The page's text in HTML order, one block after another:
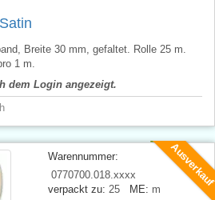
Breite 30 mm, gefaltet. Rolle 25 m.
1 m.
dem Login angezeigt.
Warennummer:
0770700.018.xxxx
verpackt zu: 25 ME: m